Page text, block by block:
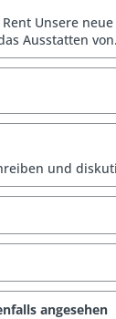
Unsere
Ausstatten
und
angesehen